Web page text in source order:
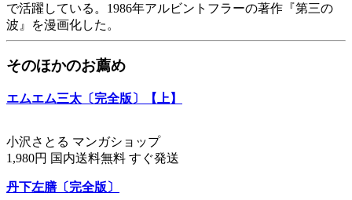
で活躍している。1986年アルビントフラーの著作『第三の
波』を漫画化した。
そのほかのお薦め
エムエム三太〔完全版〕【上】
小沢さとる マンガショップ
1,980円 国内送料無料 すぐ発送
丹下左膳〔完全版〕